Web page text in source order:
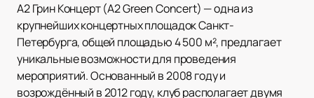
А2 Грин Концерт (A2 Green Concert) — одна из
крупнейших концертных площадок Санкт-
Петербурга, общей площадью 4 500 м², предлагает
уникальные возможности для проведения
мероприятий. Основанный в 2008 году и
возрождённый в 2012 году, клуб располагает двумя